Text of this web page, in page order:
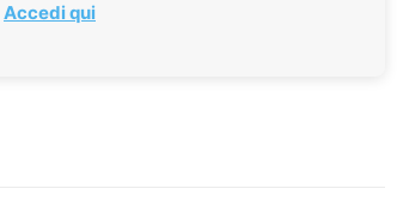
Accedi qui